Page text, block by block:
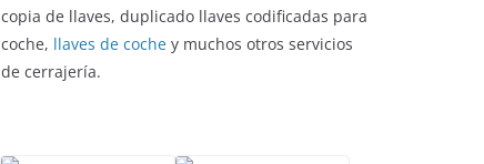
copia de llaves, duplicado llaves codificadas para
coche, llaves de coche y muchos otros servicios
de cerrajería.